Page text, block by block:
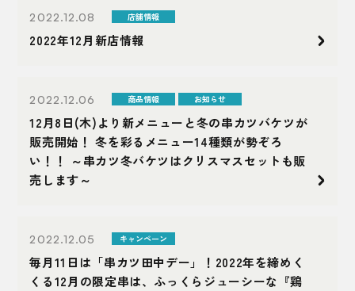
2022.12.08 店舗情報
2022年12月新店情報
2022.12.06 商品情報 お知らせ
12月8日(木)より新メニューと冬の串カツバケツが
販売開始！ 冬を彩るメニュー14種類が勢ぞろ
い！！ ～串カツ冬バケツはクリスマスセットも販
売します～
2022.12.05 キャンペーン
毎月11日は「串カツ田中デー」！2022年を締めく
くる12月の限定串は、ふっくらジューシーな『鶏